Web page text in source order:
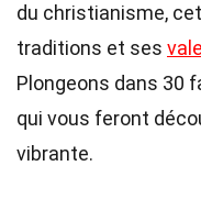
du christianisme,
traditions et ses
Plongeons dans 30
qui vous feront
vibrante.